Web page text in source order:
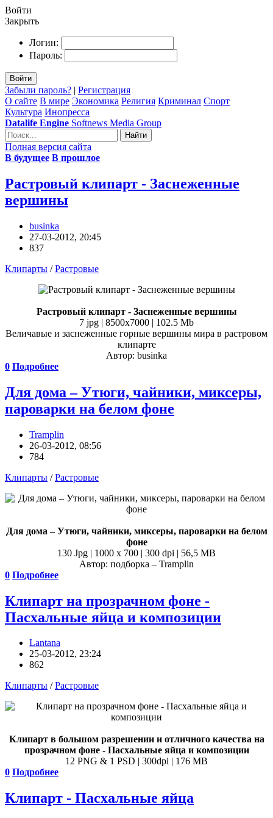
Войти
Закрыть
Логин:
Пароль:
Войти
Забыли пароль? | Регистрация
О сайте В мире Экономика Религия Криминал Спорт
Культура Инопресса
Datalife Engine Softnews Media Group
Найти
Полная версия сайта
В будущее В прошлое
Растровый клипарт - Заснеженные
вершины
businka
27-03-2012, 20:45
837
Клипарты /Растровые
Растровый клипарт - Заснеженные вершины
7 jpg | 8500x7000 | 102.5 Mb
Величавые и заснеженные горные вершины мира в растровом
клипарте
Автор: businka
0 Подробнее
Для дома – Утюги, чайники, миксеры,
пароварки на белом фоне
Tramplin
26-03-2012, 08:56
784
Клипарты /Растровые
Для дома – Утюги, чайники, миксеры, пароварки на белом
фоне
130 Jpg | 1000 x 700 | 300 dpi | 56,5 MB
Автор: подборка – Tramplin
0 Подробнее
Клипарт на прозрачном фоне -
Пасхальные яйца и композиции
Lantana
25-03-2012, 23:24
862
Клипарты /Растровые
Клипарт в большом разрешении и отличного качества на
прозрачном фоне - Пасхальные яйца и композиции
12 PNG & 1 PSD | 300dpi | 176 MB
0 Подробнее
Клипарт - Пасхальные яйца